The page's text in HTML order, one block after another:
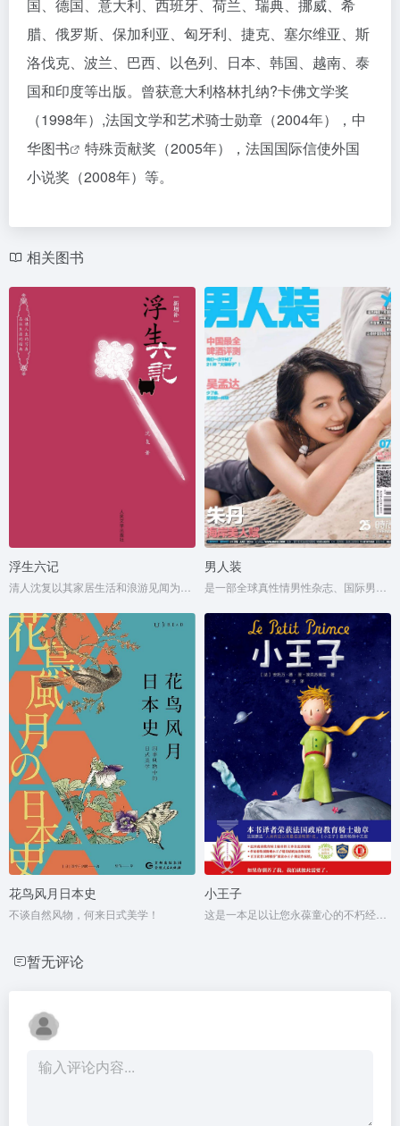
国、德国、意大利、西班牙、荷兰、瑞典、挪威、希
腊、俄罗斯、保加利亚、匈牙利、捷克、塞尔维亚、斯
洛伐克、波兰、巴西、以色列、日本、韩国、越南、泰
国和印度等出版。曾获意大利格林扎纳?卡佛文学奖
（1998年）,法国文学和艺术骑士勋章（2004年），中
华图书
特殊贡献奖（2005年），法国国际信使外国
小说奖（2008年）等。
相关图书
浮生六记 男人装
花鸟风月日本史
不谈自然风物，何来日式美学！
小王子
暂无评论